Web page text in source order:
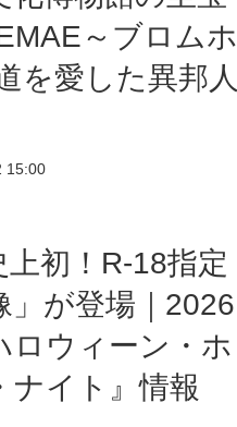
～ブロムホ
を愛した異邦人
15:00
上初！R-18指定
」が登場｜2026
ロウィーン・ホ
ナイト』情報